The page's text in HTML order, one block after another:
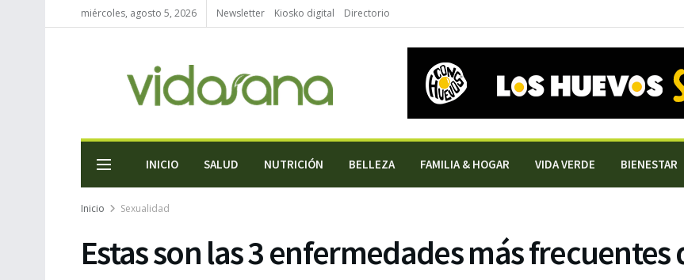
miércoles, agosto 5, 2026 Newsletter Kiosko digital Directorio
INICIO SALUD NUTRICIÓN BELLEZA FAMILIA & HOGAR VIDA VERDE BIENESTAR
Inicio Sexualidad
Estas son las 3 enfermedades más